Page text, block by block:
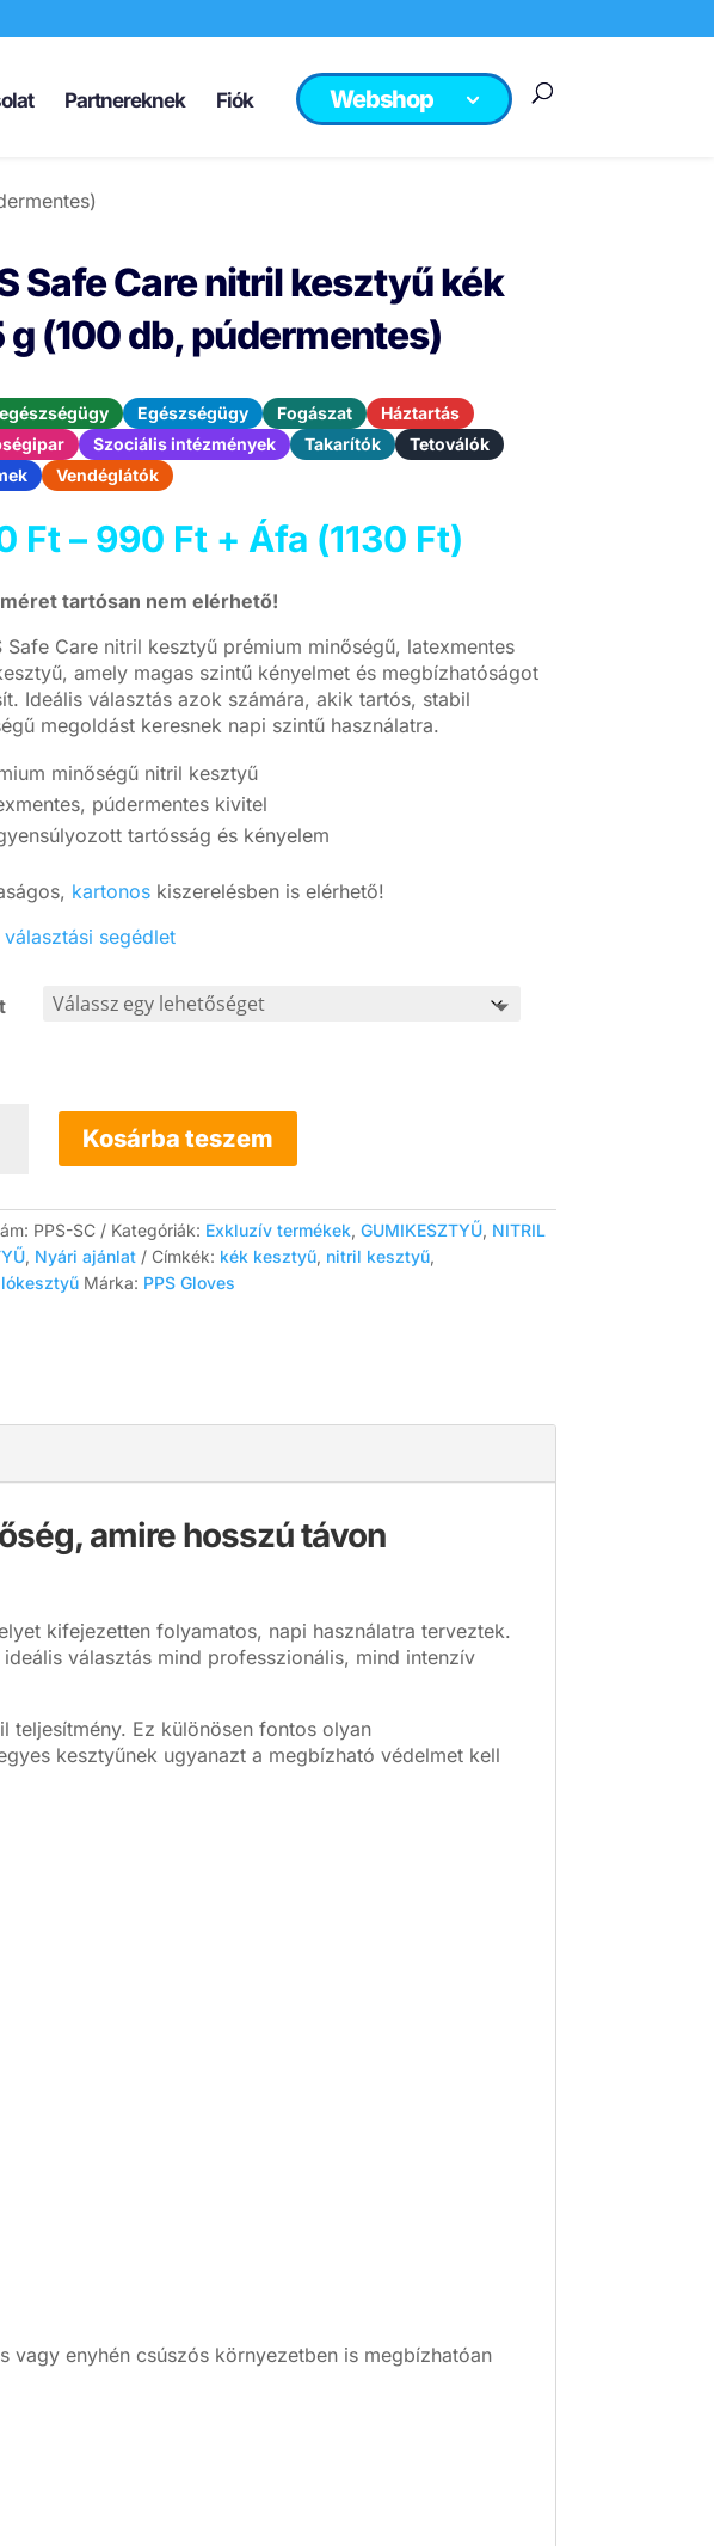
Partnereknek Fiók Webshop
Safe Care nitril kesztyű kék
g (100 db, púdermentes)
Egészségügy Fogászat
Háztartás
Szociális intézmények Takarítók
Tetoválók
Vendéglátók
Ft – 990 FtÁrtartomány:
890 Ft
-
990 Ft
+ Áfa (1130 Ft)
tartósan nem elérhető!
Safe Care nitril kesztyű prémium minőségű, latexmentes
amely magas szintű kényelmet és megbízhatóságot
Ideális választás azok számára, akik tartós, stabil
megoldást keresnek napi szintű használatra.
minőségű nitril kesztyű
púdermentes kivitel
tartósság és kényelem
kartonoskiszerelésben is elérhető!
választási segédlet
Kosárba teszem
PPS-SC Kategóriák: Exkluzív termékek, GUMIKESZTYŰ, NITRIL
, Nyári ajánlat Címkék: kék kesztyű, nitril kesztyű,
Márka: PPS Gloves
amire hosszú távon
kifejezetten folyamatos, napi használatra terveztek.
választás mind professzionális, mind intenzív
teljesítmény. Ez különösen fontos olyan
kesztyűnek ugyanazt a megbízható védelmet kell
enyhén csúszós környezetben is megbízhatóan